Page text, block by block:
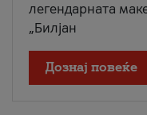
легендарната
„Билјан
Дознај повеќе